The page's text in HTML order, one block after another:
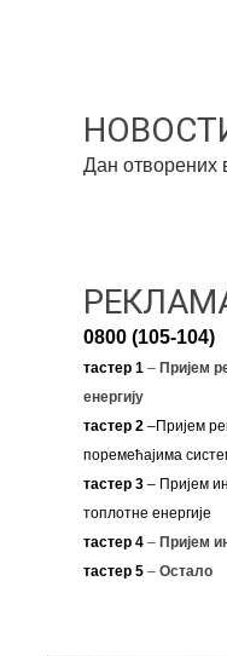
Дан отворених
0800 (105-104)
тастер 1–Пријем
енергију
тастер 2–Пријем
поремећајима
тастер 3– Пријем
топлотне енергије
тастер 4 – Пријем
тастер 5 – Остало